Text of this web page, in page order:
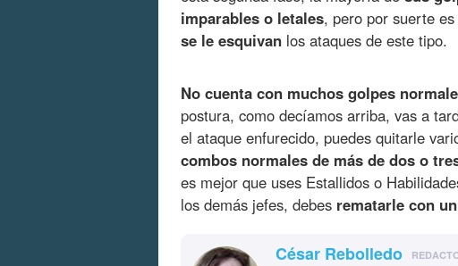
imparables o letales, pero por suerte
se le esquivan los ataques de este tipo.
No cuenta con muchos golpes
postura, como decíamos arriba, vas a
el ataque enfurecido, puedes quitarle
combos normales de más de dos o
es mejor que uses Estallidos o
los demás jefes, debes rematarle con un
César Rebolledo